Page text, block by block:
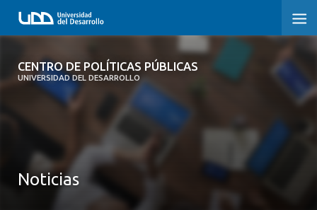
CENTRO DE POLÍTICAS PÚBLICAS
UNIVERSIDAD DEL DESARROLLO
CENTRO DE POLÍTICAS PÚBLICAS
DOCUMENTOS DE TRABAJO
Noticias